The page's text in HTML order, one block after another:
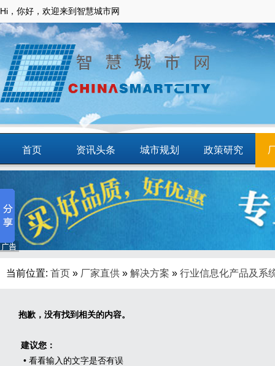
Hi，你好，欢迎来到智慧城市网
首页 资讯头条 城市规划 政策研究
智慧应用 商圈
当前位置: 首页 » 厂家直供 » 解决方案 » 行业信息化产品及系
抱歉，没有找到相关的内容。
建议您：
• 看看输入的文字是否有误